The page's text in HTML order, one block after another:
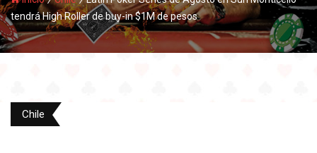
tendrá High Roller de buy-in $1M de pesos
Chile